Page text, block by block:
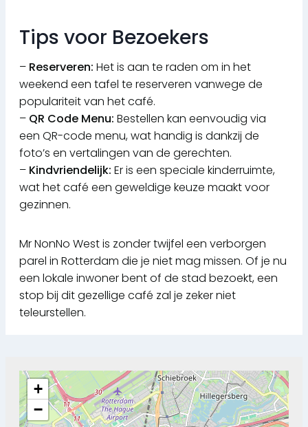
Tips voor Bezoekers
– Reserveren: Het is aan te raden om in het
weekend een tafel te reserveren vanwege de
populariteit van het café.
– QR Code Menu: Bestellen kan eenvoudig via
een QR-code menu, wat handig is dankzij de
foto’s en vertalingen van de gerechten.
– Kindvriendelijk: Er is een speciale kinderruimte,
wat het café een geweldige keuze maakt voor
gezinnen.
Mr NonNo West is zonder twijfel een verborgen
parel in Rotterdam die je niet mag missen. Of je nu
een lokale inwoner bent of de stad bezoekt, een
stop bij dit gezellige café zal je zeker niet
teleurstellen.
+
−